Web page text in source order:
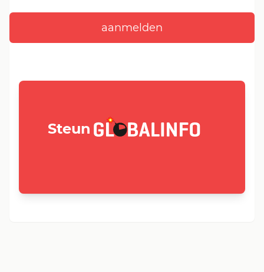
Steun GLOBALINFO.nl